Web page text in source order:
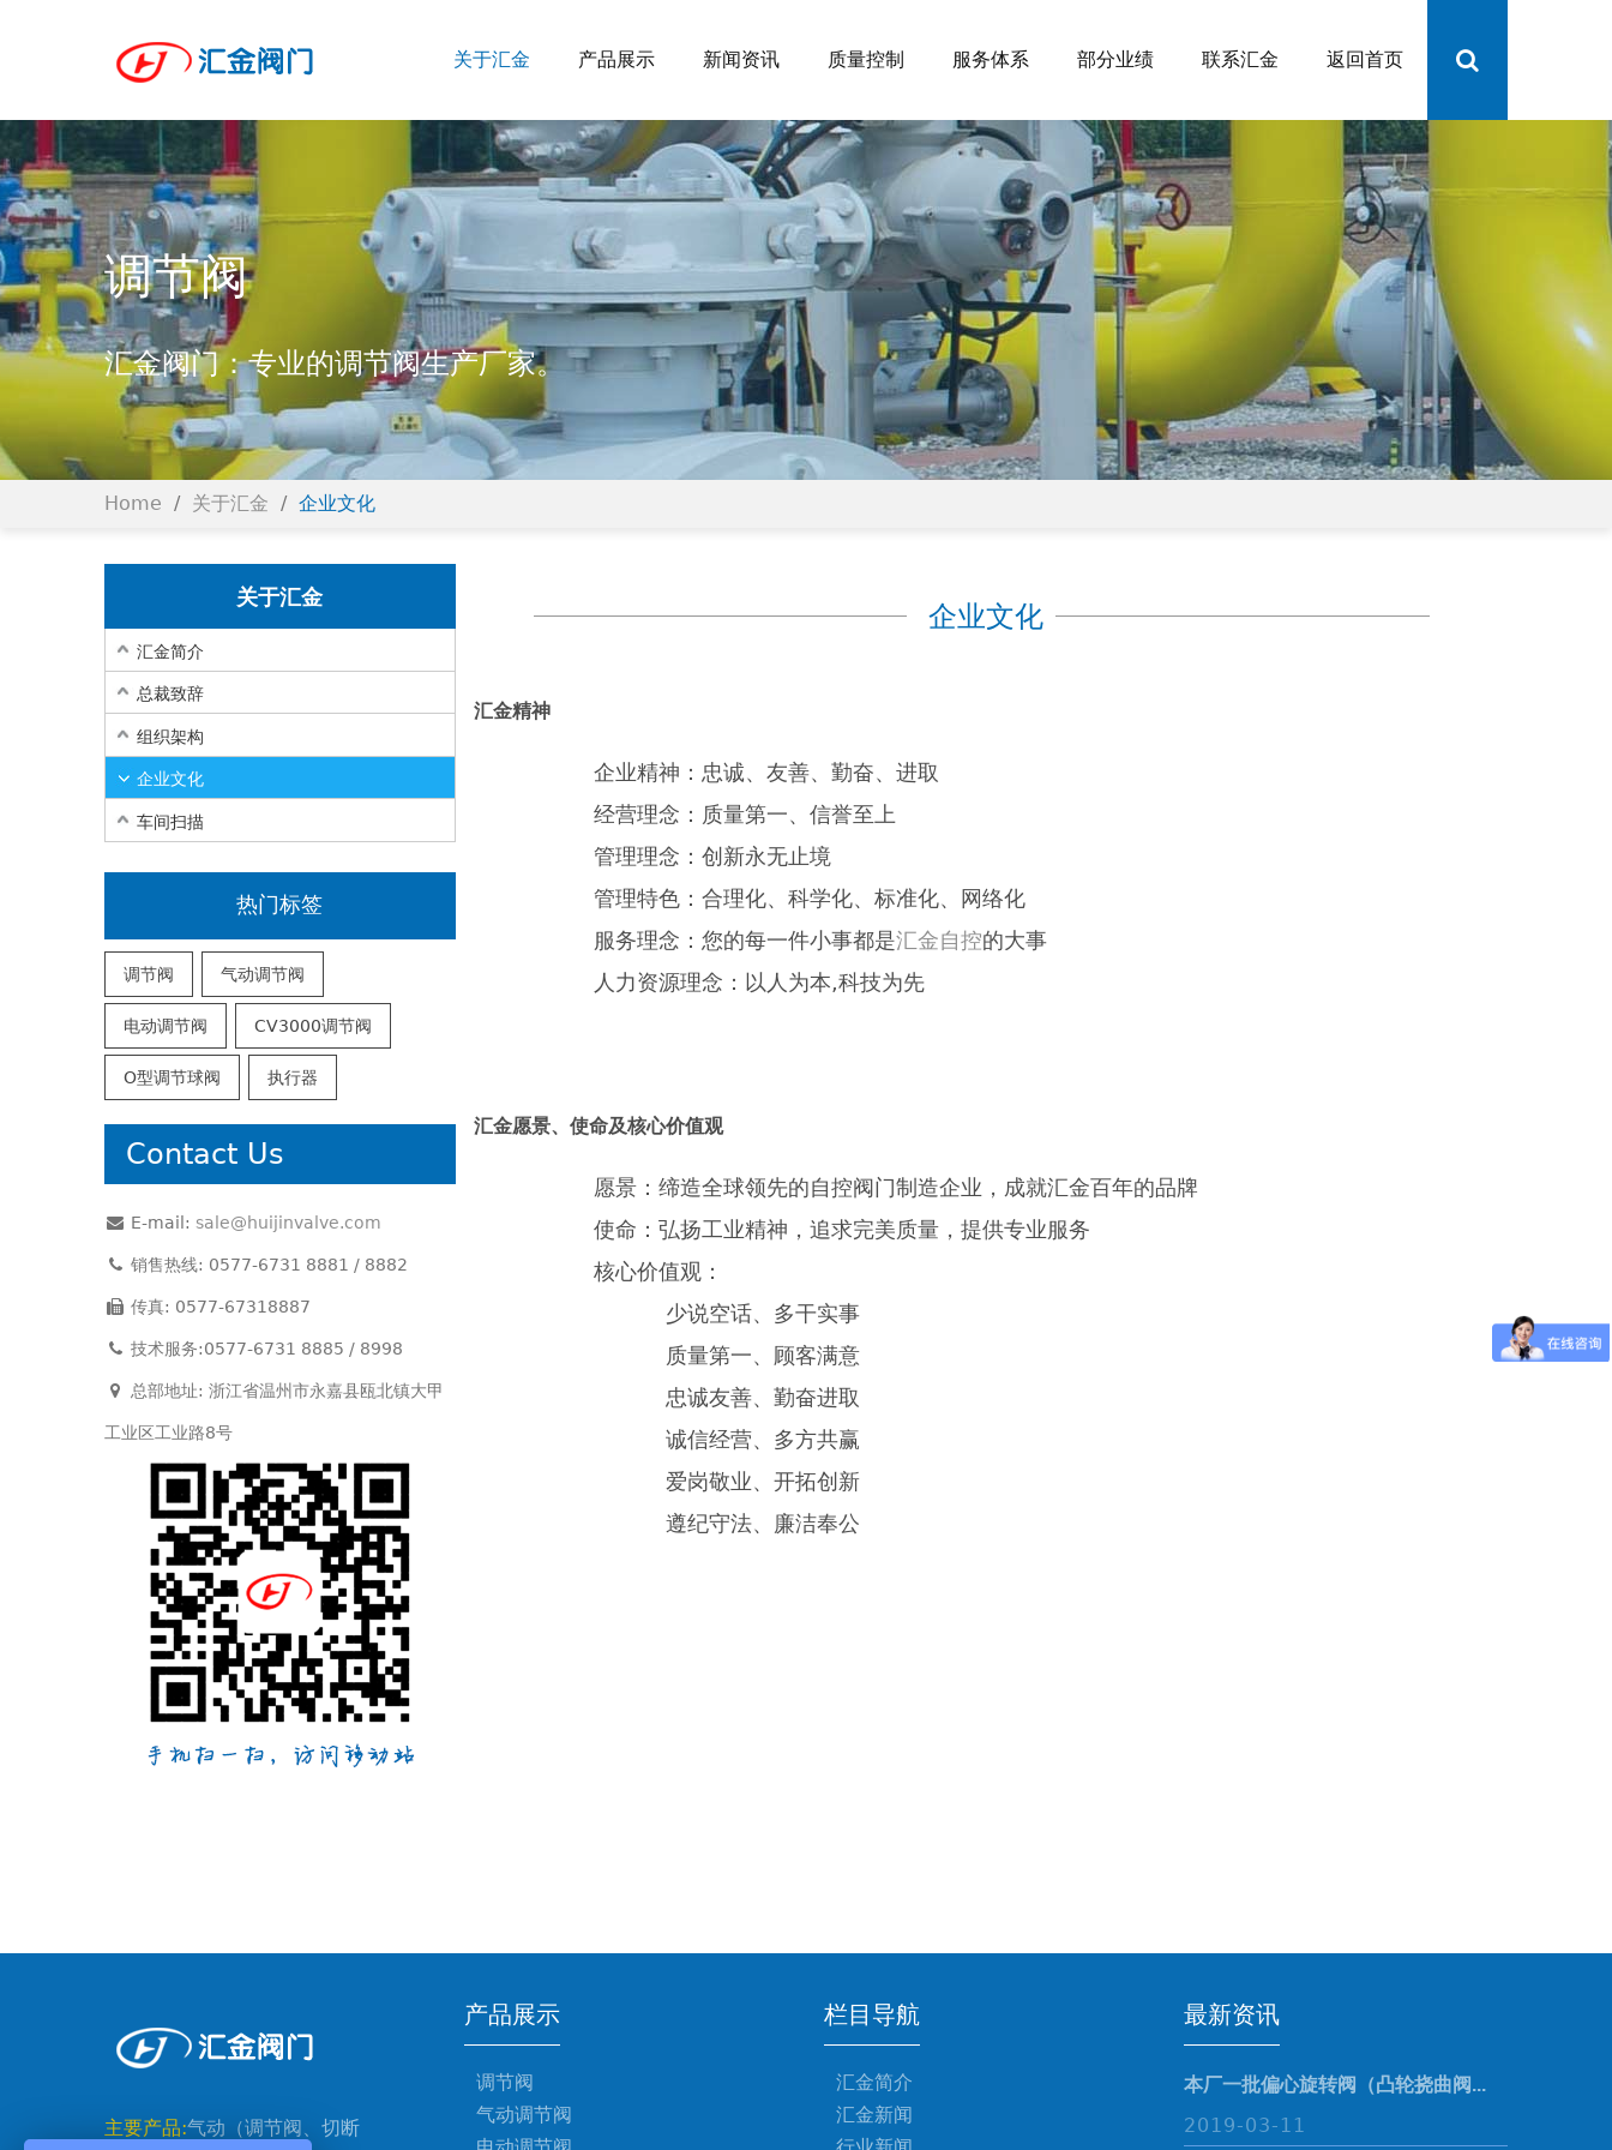
关于汇金 产品展示 新闻资讯 质量控制 服务体系 部分业绩 联系汇金 返回首页
调节阀
汇金阀门：专业的调节阀生产厂家。
Home / 关于汇金 / 企业文化
关于汇金
汇金简介
总裁致辞
组织架构
企业文化
车间扫描
热门标签
调节阀 气动调节阀
电动调节阀 CV3000调节阀
O型调节球阀 执行器
Contact Us
E-mail: sale@huijinvalve.com
销售热线: 0577-6731 8881 / 8882
传真: 0577-67318887
技术服务:0577-6731 8885 / 8998
总部地址: 浙江省温州市永嘉县瓯北镇大甲
工业区工业路8号
企业文化
汇金精神
企业精神：忠诚、友善、勤奋、进取
经营理念：质量第一、信誉至上
管理理念：创新永无止境
管理特色：合理化、科学化、标准化、网络化
服务理念：您的每一件小事都是汇金自控的大事
人力资源理念：以人为本,科技为先
汇金愿景、使命及核心价值观
愿景：缔造全球领先的自控阀门制造企业，成就汇金百年的品牌
使命：弘扬工业精神，追求完美质量，提供专业服务
核心价值观：
少说空话、多干实事
质量第一、顾客满意
忠诚友善、勤奋进取
诚信经营、多方共赢
爱岗敬业、开拓创新
遵纪守法、廉洁奉公
主要产品:气动（调节阀、切断
产品展示
调节阀
气动调节阀
栏目导航
汇金简介
汇金新闻
最新资讯
本厂一批偏心旋转阀（凸轮挠曲阀...
2019-03-11